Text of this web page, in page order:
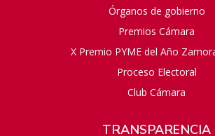
Órganos de gobierno
Premios Cámara
X Premio PYME del Año
Proceso Electoral
Club Cámara
TRANSPARENCIA